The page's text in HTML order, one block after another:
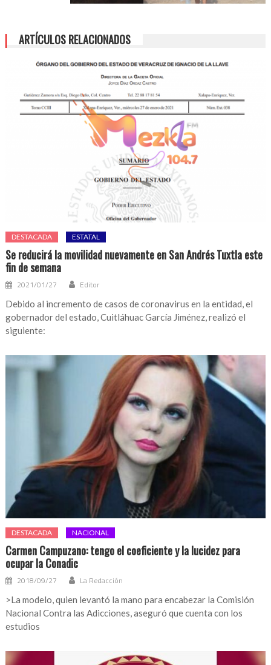
ARTÍCULOS RELACIONADOS
DESTACADA ESTATAL
Se reducirá la movilidad nuevamente en San Andrés Tuxtla este
fin de semana
2021/01/27 Editor
Debido al incremento de casos de coronavirus en la entidad, el
gobernador del estado, Cuitláhuac García Jiménez, realizó el
siguiente:
DESTACADA NACIONAL
Carmen Campuzano: tengo el coeficiente y la lucidez para
ocupar la Conadic
2018/09/27 La Redacción
>La modelo, quien levantó la mano para encabezar la Comisión
Nacional Contra las Adicciones, aseguró que cuenta con los
estudios